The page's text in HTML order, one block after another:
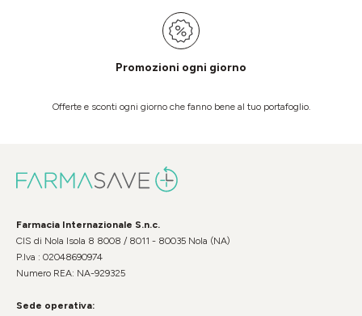
Promozioni ogni giorno
Offerte e sconti ogni giorno che fanno bene al tuo portafoglio.
Farmacia Internazionale S.n.c.
CIS di Nola Isola 8 8008 / 8011 - 80035 Nola (NA)
P.Iva : 02048690974
Numero REA: NA-929325
Sede operativa: